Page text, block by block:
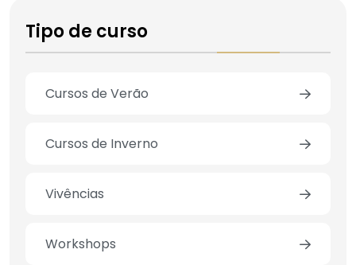
Tipo de curso
Cursos de Verão
Cursos de Inverno
Vivências
Workshops